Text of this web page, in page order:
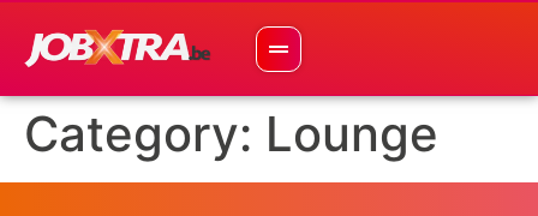
Category: Lounge